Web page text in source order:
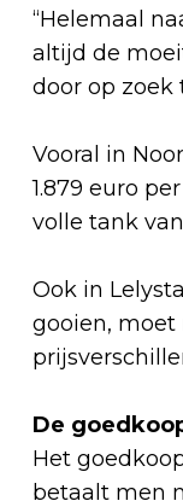
“Helemaal
altijd de
door op zoek
Vooral in
1.879 euro
volle tank
Ook in
gooien,
De
Het
betaalt men